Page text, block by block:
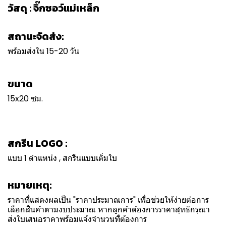
วัสดุ : จิ๊กซอว์แม่เหล็ก
สถานะจัดส่ง:
พร้อมส่งใน 15-20 วัน
ขนาด
15x20 ซม.
สกรีน LOGO :
แบบ 1 ตำแหน่ง , สกรีนแบบเต็มใบ
หมายเหตุ:
ราคาที่แสดงผลเป็น "ราคาประมาณการ" เพื่อช่วยให้ง่ายต่อการ
เลือกสินค้าตามงบประมาณ หากลูกค้าต้องการราคาสุทธิกรุณา
ส่งใบเสนอราคาพร้อมแจ้งจำนวนที่ต้องการ